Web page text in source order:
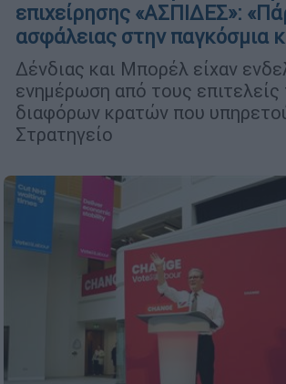
επιχείρησης «ΑΣΠΙΔΕΣ»:
ασφάλειας στην παγκόσμια
Δένδιας και Μπορέλ είχαν
ενημέρωση από τους
διαφόρων κρατών που
Στρατηγείο